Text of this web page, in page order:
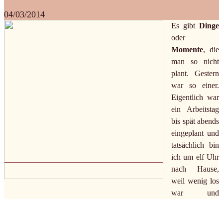
04/03/2014
Es gibt Dinge
oder
Momente, die
man so nicht
plant. Gestern
war so einer.
Eigentlich war
ein Arbeitstag
bis spät abends
eingeplant und
tatsächlich bin
ich um elf Uhr
nach Hause,
weil wenig los
war und